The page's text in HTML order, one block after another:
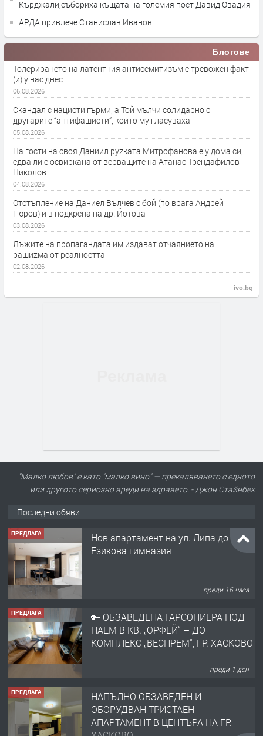
Кърджали,събориха къщата на големия поет Давид Овадия
АРДА привлече Станислав Иванов
Блогове
Толерирането на латентния антисемитизъм е тревожен факт
(и) у нас днес
06.08.2026
Скандал с нацисти гърми, а Той мълчи солидарно с
другарите “антифашисти”, които му гласуваха
05.08.2026
На гости на своя Даниил руzката Митрофанова е у дома си,
едва ли е освиркана от верващите на Атанас Трендафилов
Николов
04.08.2026
Отстъпление на Даниел Вълчев с бой (по врага Андрей
Гюров) и в подкрепа на др. Йотова
03.08.2026
Лъжите на пропагандата им издават отчаянието на
рашиzма от реалността
02.08.2026
ivo.bg
"Малко любов" е като "малко вино" — прекаляването с едното
или другото сериозно вреди на здравето. - Джон Стайнбек
Последни обяви
ПРЕДЛАГА
Нов апартамент на ул. Липа до
Езикова гимназия
преди 16 часа
ПРЕДЛАГА
🔑 ОБЗАВЕДЕНА ГАРСОНИЕРА ПОД
НАЕМ В КВ. „ОРФЕЙ“ – ДО
КОМПЛЕКС „ВЕСПРЕМ“, ГР. ХАСКОВО
преди 1 ден
ПРЕДЛАГА
НАПЪЛНО ОБЗАВЕДЕН И
ОБОРУДВАН ТРИСТАЕН
АПАРТАМЕНТ В ЦЕНТЪРА НА ГР.